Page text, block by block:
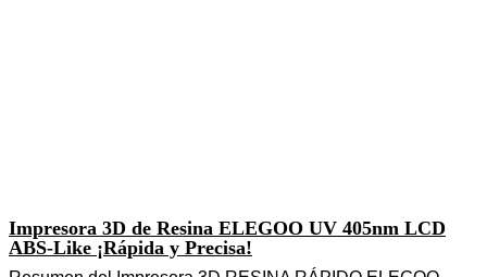
Impresora 3D de Resina ELEGOO UV 405nm LCD
ABS-Like ¡Rápida y Precisa!